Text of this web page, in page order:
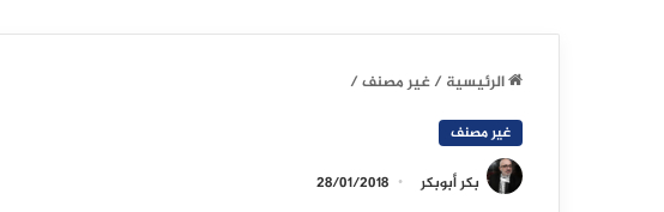
الرئيسية/غير مصنف/
غير مصنف
بكر أبوبكر 28/01/2018